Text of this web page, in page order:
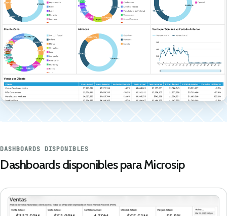
DASHBOARDS DISPONIBLES
Dashboards disponibles para Microsip